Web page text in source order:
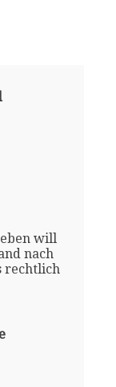
will
nach
rechtlich